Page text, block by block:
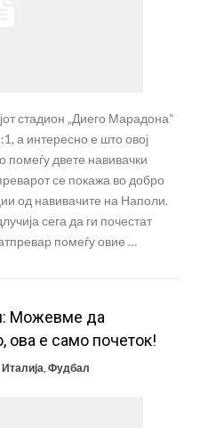
стадион „Диего Марадона“
а интересно е што овој
помеѓу двете навивачки
се покажа во добро
од навивачите на Наполи.
сега да ги почестат
помеѓу овие …
Можевме да
ова е само почеток!
Италија,Фудбал